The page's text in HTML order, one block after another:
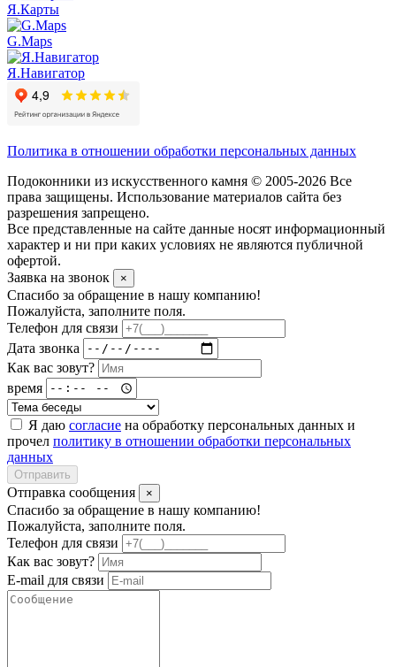
Я.Карты
G.Maps
Я.Навигатор
Политика в отношении обработки персональных данных
Подоконники из искусственного камня © 2005-2026 Все
права защищены. Использование материалов сайта без
разрешения запрещено.
Все представленные на сайте данные носят информационный
характер и ни при каких условиях не являются публичной
офертой.
Заявка на звонок
×
Спасибо за обращение в нашу компанию!
Пожалуйста, заполните поля.
Телефон для связи
Дата звонка
Как вас зовут?
время
Я даю согласие на обработку персональных данных и
прочел политику в отношении обработки персональных
данных
Отправить
Отправка сообщения ×
Спасибо за обращение в нашу компанию!
Пожалуйста, заполните поля.
Телефон для связи
Как вас зовут?
E-mail для связи